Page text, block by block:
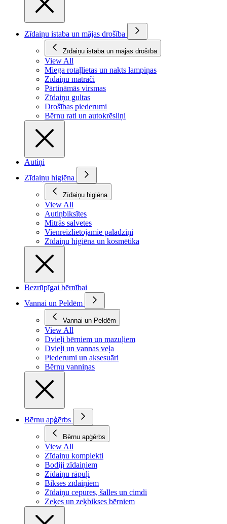
Zīdaiņu istaba un mājas drošība
Zīdaiņu istaba un mājas drošība
View All
Miega rotaļlietas un nakts lampiņas
Zīdaiņu matrači
Pārtināmās virsmas
Zīdaiņu gultas
Drošības piederumi
Bērnu rati un autokrēsliņi
Autiņi
Zīdaiņu higiēna
Zīdaiņu higiēna
View All
Autiņbiksītes
Mitrās salvetes
Vienreizlietojamie paladziņi
Zīdaiņu higiēna un kosmētika
Bezrūpīgai bērnībai
Vannai un Peldēm
Vannai un Peldēm
View All
Dvieļi bērniem un mazuļiem
Dvieļi un vannas veļa
Piederumi un aksesuāri
Bērnu vanniņas
Bērnu apģērbs
Bērnu apģērbs
View All
Zīdaiņu komplekti
Bodiji zīdaiņiem
Zīdaiņu rāpuļi
Bikses zīdaiņiem
Zīdaiņu cepures, šalles un cimdi
Zeķes un zeķbikses bērniem